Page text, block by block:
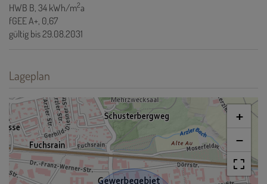
HWB B, 34 kWh/m2a
fGEEA+, 0,67
gültig bis29.08.2031
Lageplan
+
−